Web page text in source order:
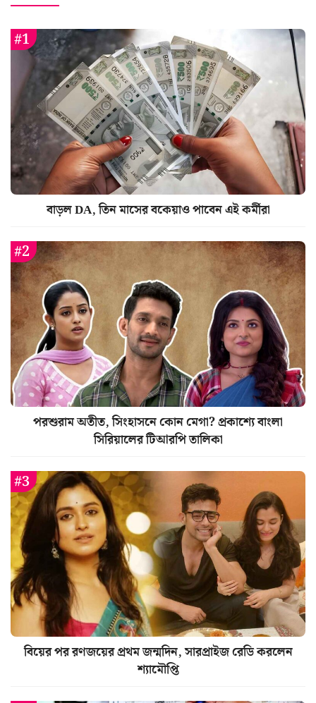
বাড়ল DA, তিন মাসের বকেয়াও পাবেন এই কর্মীরা
পরশুরাম অতীত, সিংহাসনে কোন মেগা? প্রকাশ্যে বাংলা
সিরিয়ালের টিআরপি তালিকা
বিয়ের পর রণজয়ের প্রথম জন্মদিন, সারপ্রাইজ রেডি করলেন
শ্যামৌপ্তি